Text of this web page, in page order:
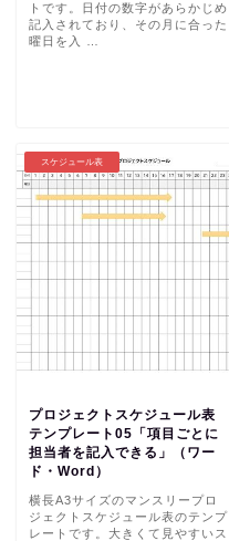
トです。日付の数字があらかじめ
記入されており、その月に合った
曜日を入 …
スケジュール表
プロジェクトスケジュール表
テンプレート05「項目ごとに
担当者を記入できる」（ワー
ド・Word）
横長A3サイズのマンスリープロ
ジェクトスケジュール表のテンプ
レートです。大きくて見やすいス